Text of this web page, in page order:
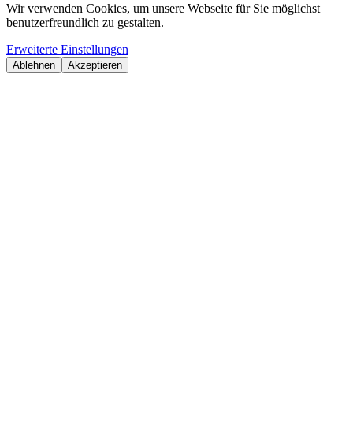
Wir verwenden Cookies, um unsere Webseite für Sie möglichst
benutzerfreundlich zu gestalten.
Erweiterte Einstellungen
Ablehnen Akzeptieren